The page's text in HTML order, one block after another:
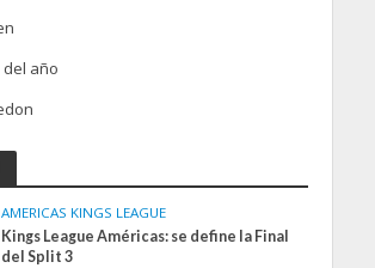
año
AMERICAS KINGS LEAGUE
Kings League Américas: se define la Final
del Split 3